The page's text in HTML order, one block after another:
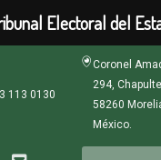
113 0130
Coronel
294,
58260
México.
Electoral del